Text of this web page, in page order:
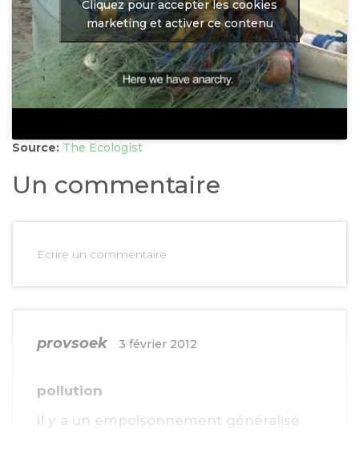
Cliquez pour accepter les cookies
marketing et activer ce contenu
Source: The Ecologist
Un commentaire
Ecrire un commentaire
provsoek 3 février 2012
pollution
il y a un empoisonnement généralisé